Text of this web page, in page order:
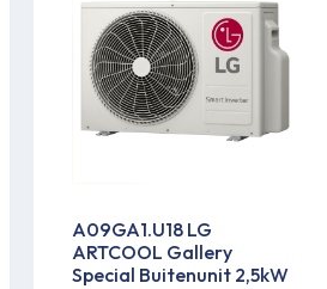
A09GA1.U18 LG
ARTCOOL Gallery
Special Buitenunit 2,5kW